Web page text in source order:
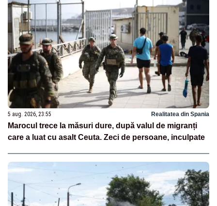
5 aug. 2026, 23:55 Realitatea din Spania
Marocul trece la măsuri dure, după valul de migranți
care a luat cu asalt Ceuta. Zeci de persoane, inculpate